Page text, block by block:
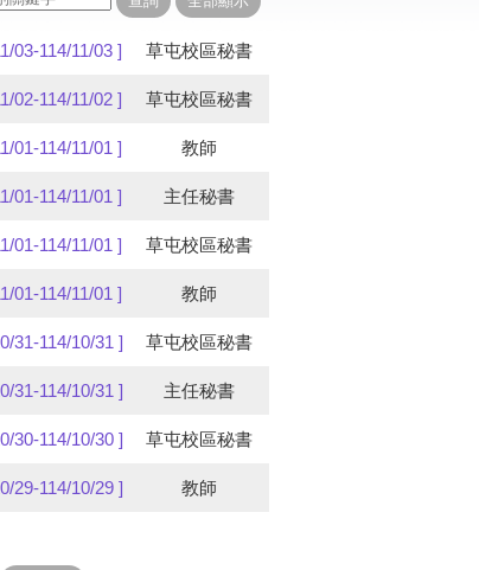
03-114/11/03 ] 草屯校區秘書
02-114/11/02 ] 草屯校區秘書
01-114/11/01 ] 教師
01-114/11/01 ] 主任秘書
01-114/11/01 ] 草屯校區秘書
01-114/11/01 ] 教師
31-114/10/31 ] 草屯校區秘書
31-114/10/31 ] 主任秘書
30-114/10/30 ] 草屯校區秘書
29-114/10/29 ] 教師